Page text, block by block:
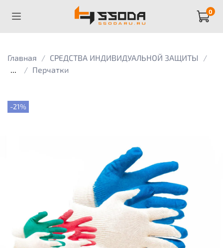
0
Главная
СРЕДСТВА ИНДИВИДУАЛЬНОЙ ЗАЩИТЫ
...
Перчатки
-21%